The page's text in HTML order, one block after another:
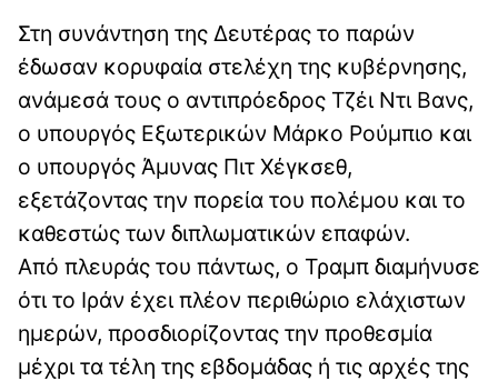
Στη συνάντηση της Δευτέρας το παρών
έδωσαν κορυφαία στελέχη της κυβέρνησης,
ανάμεσά τους ο αντιπρόεδρος Τζέι Ντι Βανς,
ο υπουργός Εξωτερικών Μάρκο Ρούμπιο και
ο υπουργός Άμυνας Πιτ Χέγκσεθ,
εξετάζοντας την πορεία του πολέμου και το
καθεστώς των διπλωματικών επαφών.
Από πλευράς του πάντως, ο Τραμπ διαμήνυσε
ότι το Ιράν έχει πλέον περιθώριο ελάχιστων
ημερών, προσδιορίζοντας την προθεσμία
μέχρι τα τέλη της εβδομάδας ή τις αρχές της